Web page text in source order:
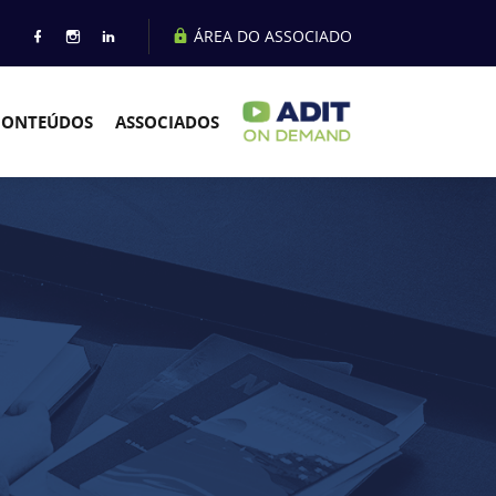
ÁREA DO ASSOCIADO
ASSOCIADOS